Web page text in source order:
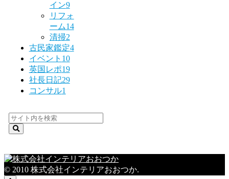
イン9
リフォ
ーム14
清掃2
古民家鑑定4
イベント 10
英国レポ19
社長日記29
コンサル1
© 2010 株式会社インテリアおおつか.